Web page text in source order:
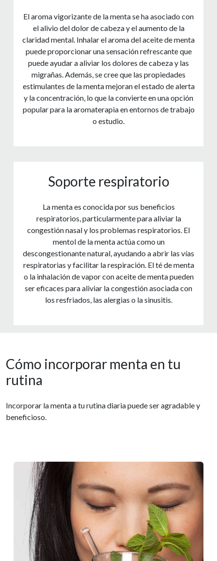
El aroma vigorizante de la menta se ha asociado con
el alivio del dolor de cabeza y el aumento de la
claridad mental. Inhalar el aroma del aceite de menta
puede proporcionar una sensación refrescante que
puede ayudar a aliviar los dolores de cabeza y las
migrañas. Además, se cree que las propiedades
estimulantes de la menta mejoran el estado de alerta
y la concentración, lo que la convierte en una opción
popular para la aromaterapia en entornos de trabajo
o estudio.
Soporte respiratorio
La menta es conocida por sus beneficios
respiratorios, particularmente para aliviar la
congestión nasal y los problemas respiratorios. El
mentol de la menta actúa como un
descongestionante natural, ayudando a abrir las vías
respiratorias y facilitar la respiración. El té de menta
o la inhalación de vapor con aceite de menta pueden
ser eficaces para aliviar la congestión asociada con
los resfriados, las alergias o la sinusitis.
Cómo incorporar menta en tu
rutina
Incorporar la menta a tu rutina diaria puede ser agradable y
beneficioso.